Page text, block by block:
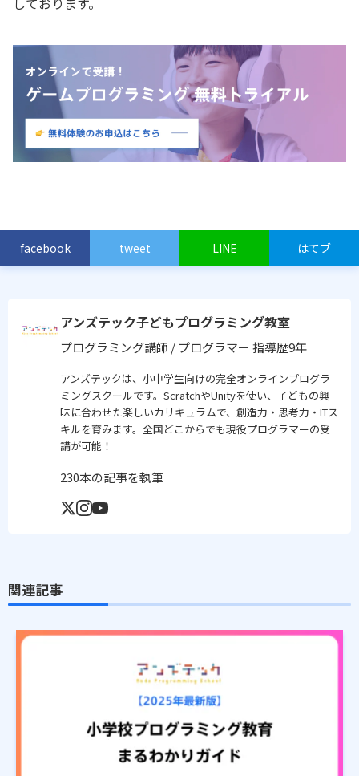
facebook tweet LINE はてブ
アンズテック子どもプログラミング教室
プログラミング講師 / プログラマー 指導歴9年
アンズテックは、小中学生向けの完全オンラインプログラ
ミングスクールです。ScratchやUnityを使い、子どもの興
味に合わせた楽しいカリキュラムで、創造力・思考力・ITス
キルを育みます。全国どこからでも現役プログラマーの受
講が可能！
230本の記事を執筆
関連記事